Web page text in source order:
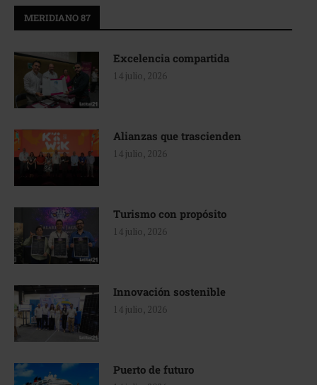
MERIDIANO 87
Excelencia compartida
14 julio, 2026
Alianzas que trascienden
14 julio, 2026
Turismo con propósito
14 julio, 2026
Innovación sostenible
14 julio, 2026
Puerto de futuro